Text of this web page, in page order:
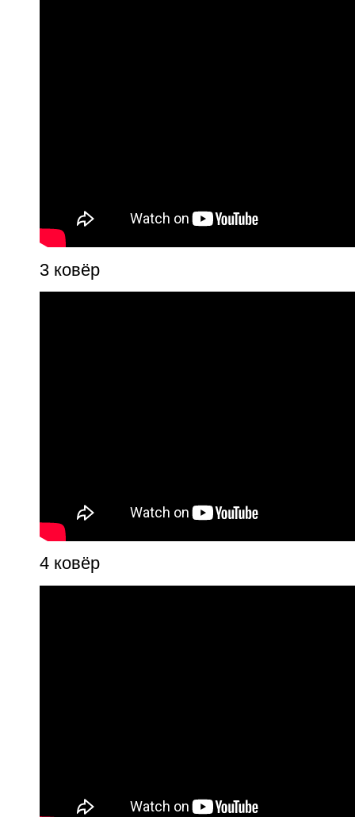
3 ковёр
4 ковёр